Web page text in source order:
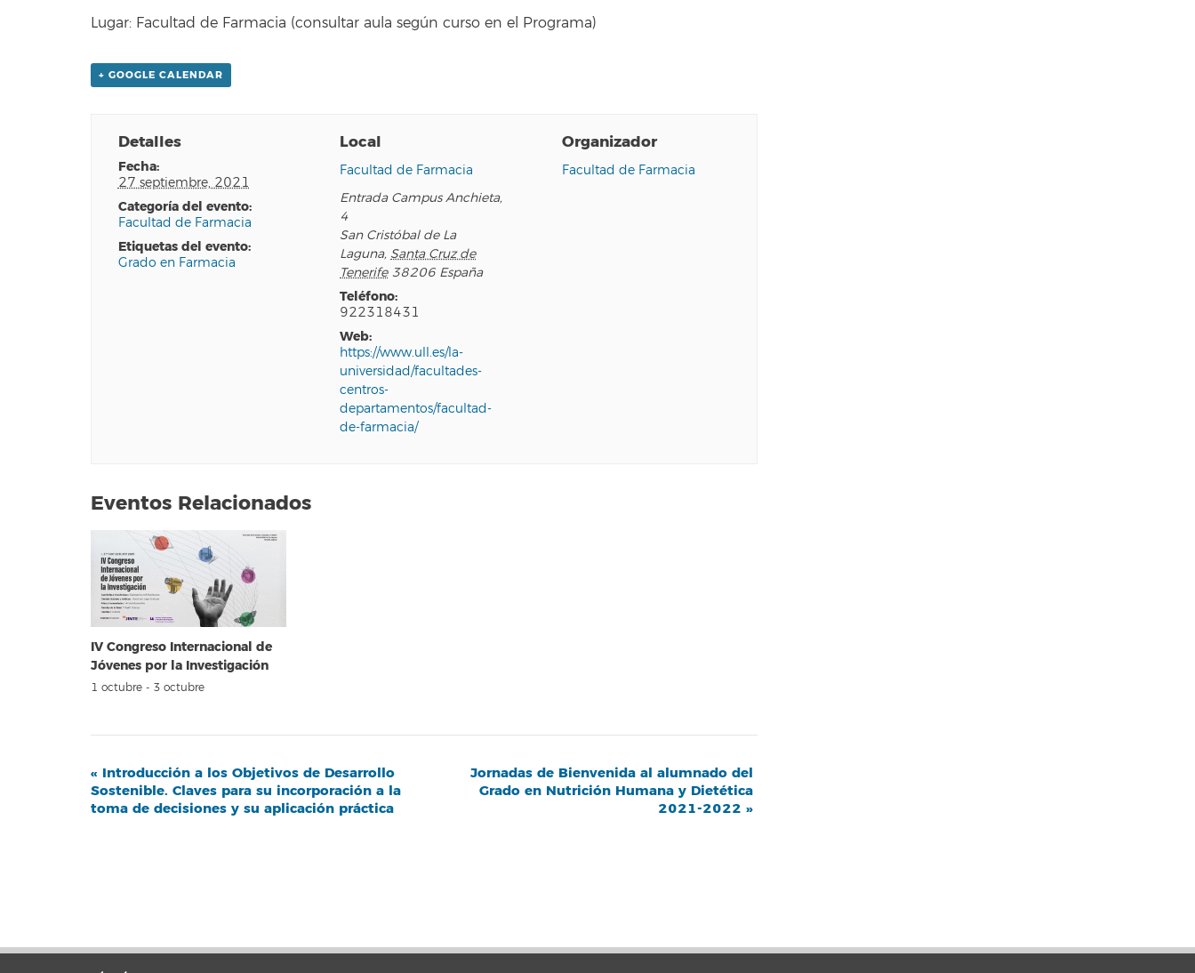
Lugar: Facultad de Farmacia (consultar aula según curso en el Programa)
+ GOOGLE CALENDAR
Detalles
fecha:
27 septiembre, 2021
categoría del evento:
Facultad de Farmacia
etiquetas del evento:
Grado en Farmacia
Local
Facultad de Farmacia
Entrada Campus Anchieta,
4
San Cristóbal de La
Laguna, Santa Cruz de
Tenerife 38206 España
teléfono:
922318431
web:
https://www.ull.es/la-
universidad/facultades-
centros-
departamentos/facultad-
de-farmacia/
Organizador
Facultad de Farmacia
Eventos Relacionados
IV Congreso Internacional de
Jóvenes por la Investigación
1 octubre - 3 octubre
Navegación
del
« Introducción a los Objetivos de Desarrollo
Sostenible. Claves para su incorporación a la
toma de decisiones y su aplicación práctica
Jornadas de Bienvenida al alumnado del
Grado en Nutrición Humana y Dietética
2021-2022 »